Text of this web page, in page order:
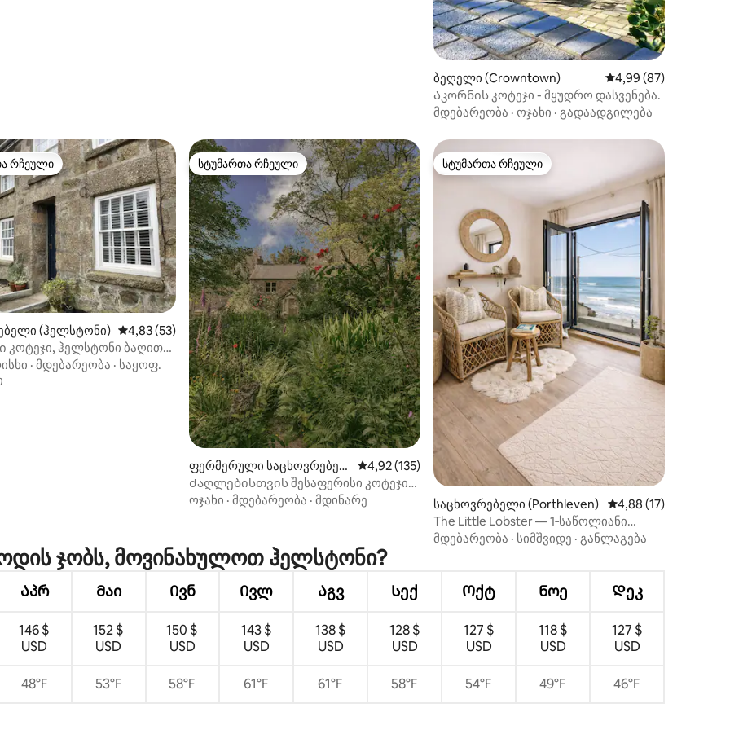
ბეღელი (Crowntown) საშუალო შეფასებაა
4,99 (87)
Აკორნის კოტეჯი - მყუდრო დასვენება.
მდებარეობა · ოჯახი · გადაადგილება
5‑დან 5, 12 მიმოხილვა
რჩეული
რჩეული
(ჰელსტონი) საშუალო შეფასებაა 5‑დან 4,83, 53 მიმოხილვა
4,83 (53)
ჰელსტონი ბაღითა
· მდებარეობა · საყოფ.
სტუმართა რჩეული
სტუმართა რჩეული
ფერმერული საცხოვრებე
ლი (Nancegollan)
საშუალო შეფასებაა 5‑დან 4,92, 135 მიმოხილვა
4,92 (135)
Ძაღლებისთვის შესაფერისი კოტეჯი
ტყესთან და ტბასთან ერთად
ოჯახი · მდებარეობა · მდინარე
სტუმართა რჩეული
სტუმართა რჩეული
საცხოვრებელი (Porthleven) საშუალო შეფასებაა
4,88 (17)
The Little Lobster — 1‑საწოლიანი
სახლი ზღვის ხედით
მდებარეობა · სიმშვიდე · განლაგება
ჯობს, მოვინახულოთ ჰელსტონი?
Აპრ Მაი Ივნ Ივლ Აგვ Სექ Ოქტ Ნოე Დეკ
146 $
USD
152 $
USD
150 $
USD
143 $
USD
138 $
USD
128 $
USD
127 $
USD
118 $
USD
127 $
USD
48°F 53°F 58°F 61°F 61°F 58°F 54°F 49°F 46°F